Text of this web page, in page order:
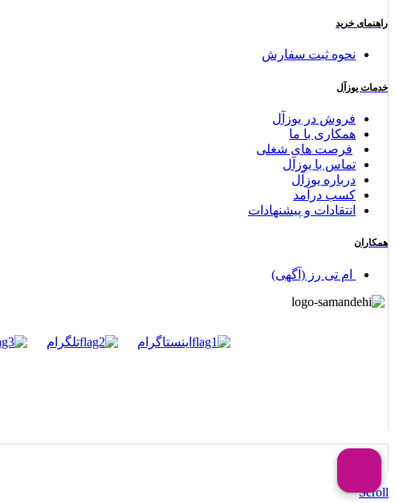
راهنمای خرید
نحوه ثبت سفارش
خدمات یوزآل
فروش در یوزآل
همکاری با ما
فرصت های شغلی
تماس با یوزآل
درباره یوزآل
کسب درآمد
انتقادات و پیشنهادات
همکاران
ام تی رز (آگهی)
اینستاگرام تلگرام
Scroll